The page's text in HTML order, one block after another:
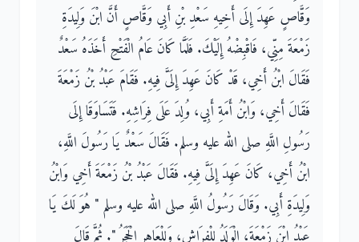
وَقَّاصٍ عَهِدَ إِلَى أَخِيهِ سَعْدِ بْنِ أَبِي وَقَّاصٍ أَنَّ ابْنَ وَلِيدَةِ
زَمْعَةَ مِنِّي، فَاقْبِضْهُ إِلَيْكَ‏.‏ فَلَمَّا كَانَ عَامُ الْفَتْحِ أَخَذَهُ سَعْدٌ
فَقَالَ ابْنُ أَخِي، قَدْ كَانَ عَهِدَ إِلَىَّ فِيهِ‏.‏ فَقَامَ عَبْدُ بْنُ زَمْعَةَ
فَقَالَ أَخِي، وَابْنُ أَمَةِ أَبِي، وُلِدَ عَلَى فِرَاشِهِ‏.‏ فَتَسَاوَقَا إِلَى
رَسُولِ اللَّهِ صلى الله عليه وسلم‏.‏ فَقَالَ سَعْدٌ يَا رَسُولَ اللَّهِ،
ابْنُ أَخِي، كَانَ عَهِدَ إِلَىَّ فِيهِ‏.‏ فَقَالَ عَبْدُ بْنُ زَمْعَةَ أَخِي وَابْنُ
وَلِيدَةِ أَبِي‏.‏ وَقَالَ رَسُولُ اللَّهِ صلى الله عليه وسلم ‏"‏ هُوَ لَكَ يَا
عَبْدُ ابْنَ زَمْعَةَ، الْوَلَدُ لِلْفِرَاشِ، وَلِلْعَاهِرِ الْحَجَرُ ‏"‏‏.‏ ثُمَّ قَالَ